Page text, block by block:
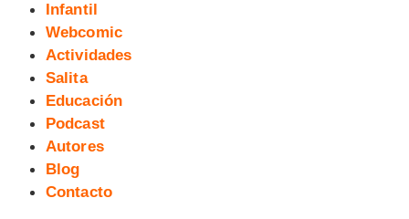
Infantil
Webcomic
Actividades
Salita
Educación
Podcast
Autores
Blog
Contacto